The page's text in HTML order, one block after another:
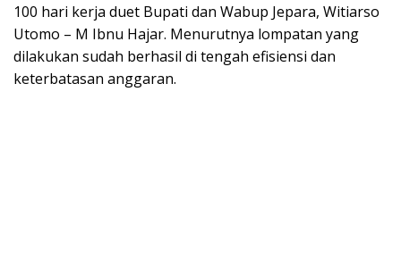
100 hari kerja duet Bupati dan Wabup Jepara, Witiarso
Utomo – M Ibnu Hajar. Menurutnya lompatan yang
dilakukan sudah berhasil di tengah efisiensi dan
keterbatasan anggaran.